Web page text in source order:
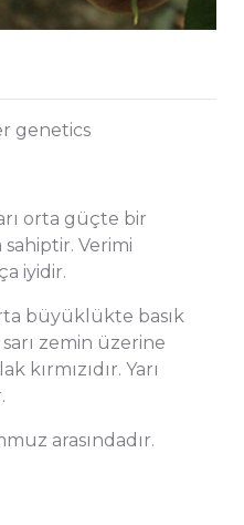
genetics
orta güçte bir
sahiptir. Verimi
iyidir.
büyüklükte basık
zemin üzerine
kırmızıdır. Yarı
arasındadır.